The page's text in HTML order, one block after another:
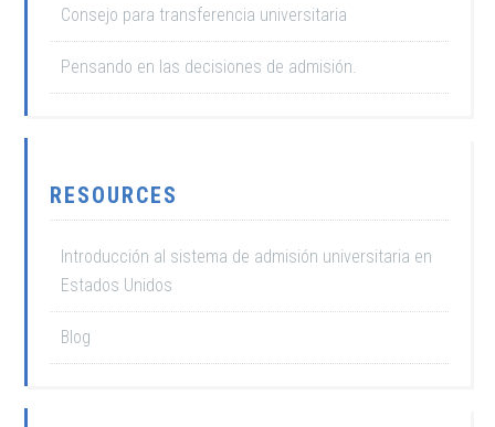
Consejo para transferencia universitaria
Pensando en las decisiones de admisión.
RESOURCES
Introducción al sistema de admisión universitaria en
Estados Unidos
Blog